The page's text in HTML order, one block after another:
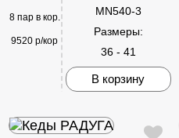
8 пар в кор.
9520 р/кор
MN540-3
Размеры:
36 - 41
В корзину